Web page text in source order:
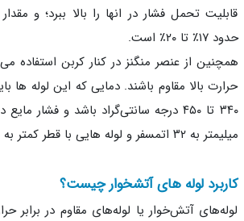
تحمل فشار در انها را بالا ببرد؛ و مقدار
۲۰٪ است.
از عنصر منگنز در کنار کربن استفاده می‌شود
بالا مقاوم باشند. دمایی که این لوله ها باید
و لوله هایی با قطر کمتر به ۸۰ اتمسفر می‌ رسد.
لوله های آتشخوار چیست؟
آتش‌خوار یا لوله‌های مقاوم در برابر حرارت